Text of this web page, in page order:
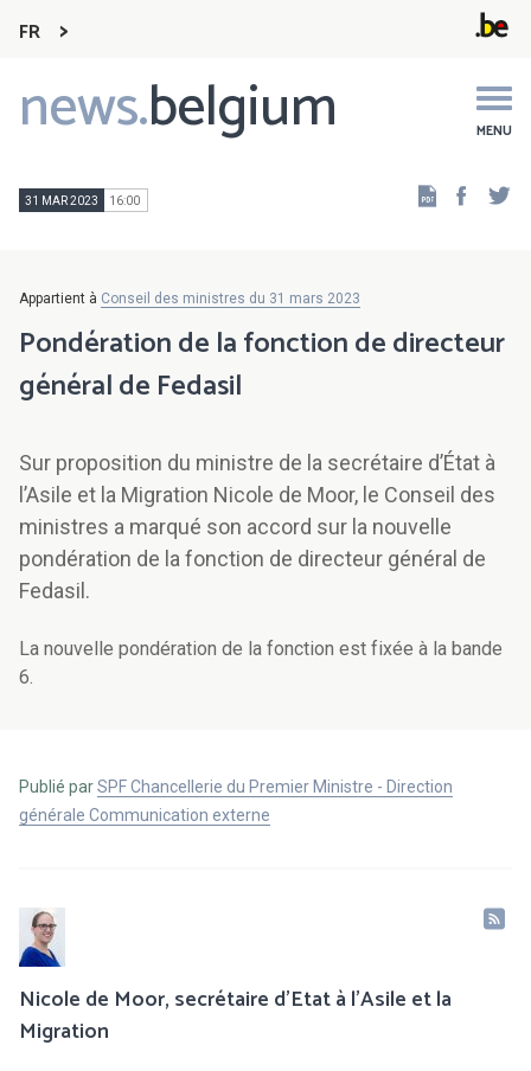
FR
news.belgium MENU
Main
navigation
31 MAR 2023 16:00
Appartient à Conseil des ministres du 31 mars 2023
Pondération de la fonction de directeur
général de Fedasil
Sur proposition du ministre de la secrétaire d’État à
l’Asile et la Migration Nicole de Moor, le Conseil des
ministres a marqué son accord sur la nouvelle
pondération de la fonction de directeur général de
Fedasil.
La nouvelle pondération de la fonction est fixée à la bande
6.
Publié parSPF Chancellerie du Premier Ministre - Direction
générale Communication externe
Nicole de Moor, secrétaire d'Etat à l'Asile et la
Migration